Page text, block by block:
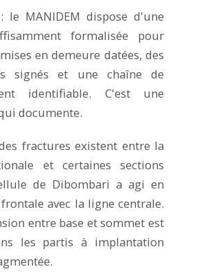
le MANIDEM dispose d'une
formalisée pour
en demeure datées, des
signés et une chaîne de
identifiable. C'est une
documente.
fractures existent entre la
et certaines sections
de Dibombari a agi en
avec la ligne centrale.
entre base et sommet est
les partis à implantation